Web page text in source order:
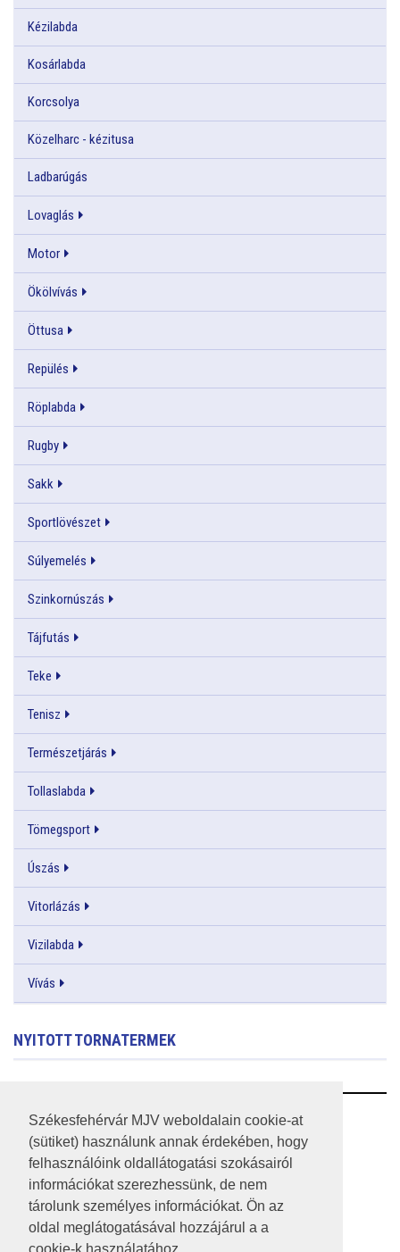
Székesfehérvár MJV weboldalain cookie-at
(sütiket) használunk annak érdekében, hogy
felhasználóink oldallátogatási szokásairól
információkat szerezhessünk, de nem
tárolunk személyes információkat. Ön az
oldal meglátogatásával hozzájárul a a
Kézilabda
Kosárlabda
Korcsolya
Közelharc - kézitusa
Ladbarúgás
Lovaglás
Motor
Ökölvívás
Öttusa
Repülés
Röplabda
Rugby
Sakk
Sportlövészet
Súlyemelés
Szinkornúszás
Tájfutás
Teke
Tenisz
Természetjárás
Tollaslabda
Tömegsport
Úszás
Vitorlázás
Vizilabda
Vívás
NYITOTT TORNATERMEK
RSS
A HONLAP 2017.03.31-I ÁLLAPOTA
JOGI NYILATKOZAT
IMPRESSZUM